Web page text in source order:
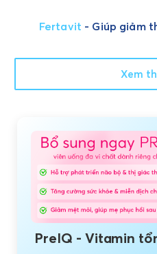
Fertavit - Giúp giảm
Xem
PreIQ - Vitamin